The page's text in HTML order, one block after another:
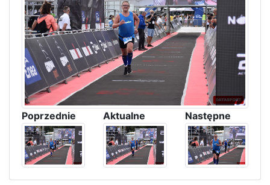
Poprzednie Aktualne Następne